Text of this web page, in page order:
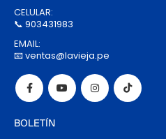
CELULAR:
📞 903431983
EMAIL:
📧 ventas@lavieja.pe
BOLETÍN